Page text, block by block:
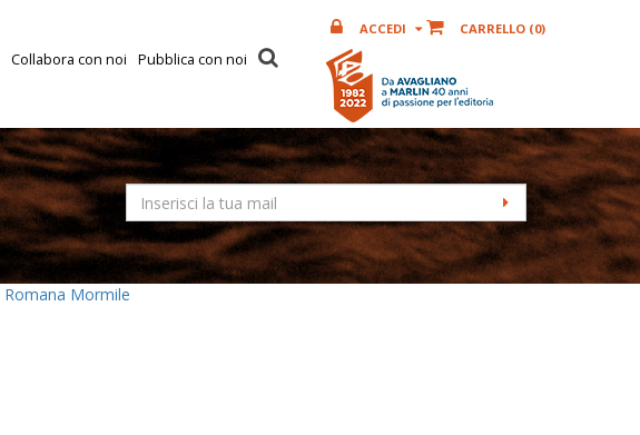
Collabora con noi Pubblica con noi
ACCEDI CARRELLO (0)